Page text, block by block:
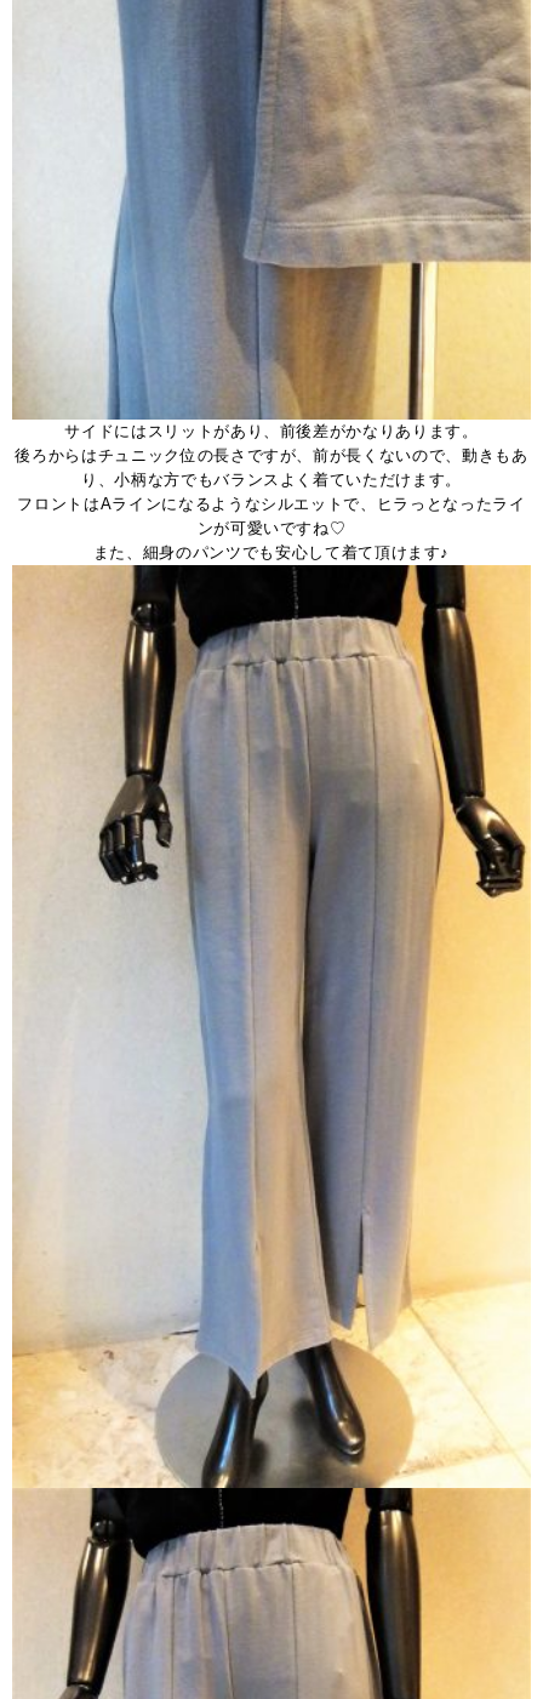
サイドにはスリットがあり、前後差がかなりあります。
後ろからはチュニック位の長さですが、前が長くないので、動きもあ
り、小柄な方でもバランスよく着ていただけます。
フロントはAラインになるようなシルエットで、ヒラっとなったライ
ンが可愛いですね♡
また、細身のパンツでも安心して着て頂けます♪